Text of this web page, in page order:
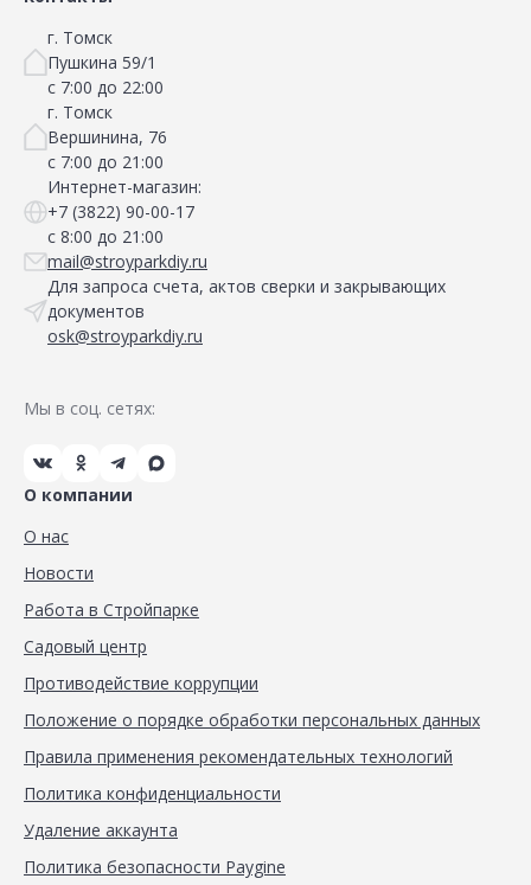
г. Томск
Пушкина 59/1
с 7:00 до 22:00
г. Томск
Вершинина, 76
с 7:00 до 21:00
Интернет-магазин:
+7 (3822) 90-00-17
с 8:00 до 21:00
mail@stroyparkdiy.ru
Для запроса счета, актов сверки и закрывающих
документов
osk@stroyparkdiy.ru
Мы в соц. сетях:
О компании
О нас
Новости
Работа в Стройпарке
Садовый центр
Противодействие коррупции
Положение о порядке обработки персональных данных
Правила применения рекомендательных технологий
Политика конфиденциальности
Удаление аккаунта
Политика безопасности Paygine